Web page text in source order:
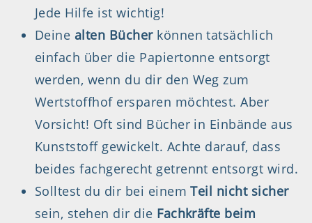
Jede Hilfe ist wichtig!
Deine alten Bücherkönnen tatsächlich
einfach über die Papiertonne entsorgt
werden, wenn du dir den Weg zum
Wertstoffhof ersparen möchtest. Aber
Vorsicht! Oft sind Bücher in Einbände aus
Kunststoff gewickelt. Achte darauf, dass
beides fachgerecht getrennt entsorgt wird.
Solltest du dir bei einemTeil nicht sicher
sein, stehen dir die Fachkräfte beim